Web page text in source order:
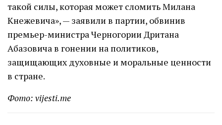
такой силы, которая может сломить Милана
Кнежевича», — заявили в партии, обвинив
премьер-министра Черногории Дритана
Абазовича в гонении на политиков,
защищающих духовные и моральные ценности
в стране.
Фото: vijesti.me